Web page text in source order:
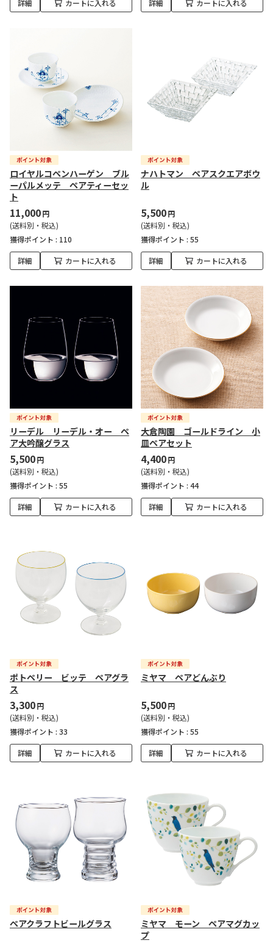
詳細 カートに入れる 詳細 カートに入れる
ロイヤルコペンハーゲン ブル
ーパルメッテ ペアティーセッ
ト
11,000円
(送料別・税込)
獲得ポイント : 110
詳細 カートに入れる
ナハトマン ペアスクエアボウ
ル
5,500円
(送料別・税込)
獲得ポイント : 55
詳細 カートに入れる
リーデル リーデル・オー ペ
ア大吟醸グラス
5,500円
(送料別・税込)
獲得ポイント : 55
詳細 カートに入れる
大倉陶園 ゴールドライン 小
皿ペアセット
4,400円
(送料別・税込)
獲得ポイント : 44
詳細 カートに入れる
ポトペリー ビッテ ペアグラ
ス
3,300円
(送料別・税込)
獲得ポイント : 33
詳細 カートに入れる
ミヤマ ペアどんぶり
5,500円
(送料別・税込)
獲得ポイント : 55
詳細 カートに入れる
ペアクラフトビールグラス
ミヤマ モーン ペアマグカッ
プ